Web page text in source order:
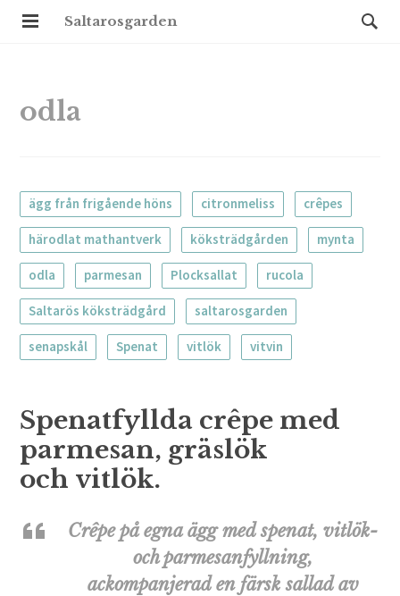
Saltarosgarden
odla
ägg från frigående höns citronmeliss crêpes
härodlat mathantverk köksträdgården mynta
odla parmesan Plocksallat rucola
Saltarös köksträdgård saltarosgarden
senapskål Spenat vitlök vitvin
Spenatfyllda crêpe med
parmesan, gräslök
och vitlök.
Crêpe på egna ägg med spenat, vitlök-
och parmesanfyllning,
ackompanjerad en färsk sallad av